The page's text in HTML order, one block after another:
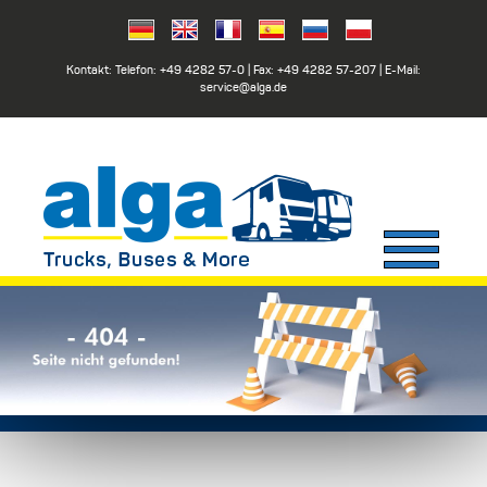
Kontakt: Telefon: +49 4282 57-0 | Fax: +49 4282 57-207 | E-Mail:
service@alga.de